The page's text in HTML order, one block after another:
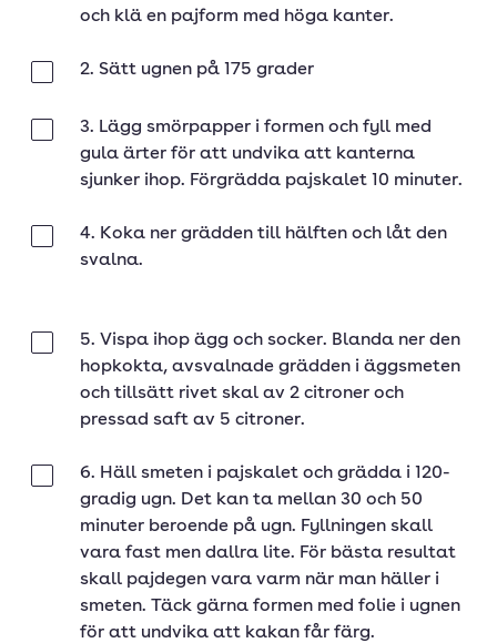
och klä en pajform med höga kanter.
2. Sätt ugnen på 175 grader
3. Lägg smörpapper i formen och fyll med
gula ärter för att undvika att kanterna
sjunker ihop. Förgrädda pajskalet 10 minuter.
4. Koka ner grädden till hälften och låt den
svalna.
5. Vispa ihop ägg och socker. Blanda ner den
hopkokta, avsvalnade grädden i äggsmeten
och tillsätt rivet skal av 2 citroner och
pressad saft av 5 citroner.
6. Häll smeten i pajskalet och grädda i 120-
gradig ugn. Det kan ta mellan 30 och 50
minuter beroende på ugn. Fyllningen skall
vara fast men dallra lite. För bästa resultat
skall pajdegen vara varm när man häller i
smeten. Täck gärna formen med folie i ugnen
för att undvika att kakan får färg.